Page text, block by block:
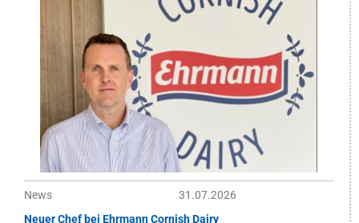
News
31.07.2026
Neuer Chef bei Ehrmann Cornish Dairy